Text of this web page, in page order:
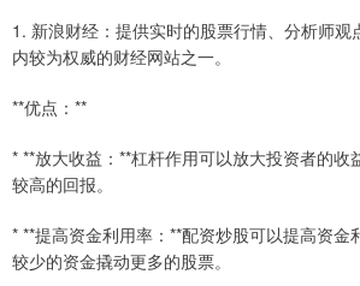
1. 新浪财经：提供实时的股票行情、分析师观
内较为权威的财经网站之一。
**优点：**
* **放大收益：**杠杆作用可以放大投资者的收
较高的回报。
* **提高资金利用率：**配资炒股可以提高资金
较少的资金撬动更多的股票。